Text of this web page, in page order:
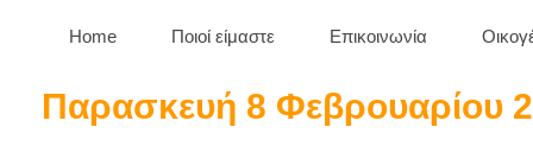
Home Ποιοί είμαστε Επικοινωνία
Παρασκευή 8 Φεβρουαρίου